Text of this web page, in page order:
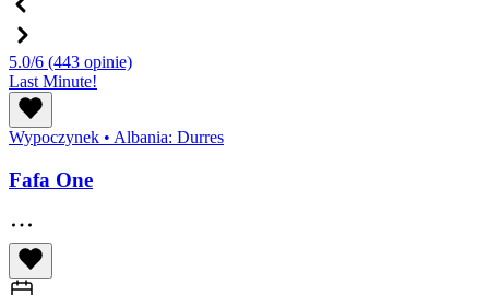
5.0/6 (443 opinie)
Last Minute!
Wypoczynek • Albania: Durres
Fafa One